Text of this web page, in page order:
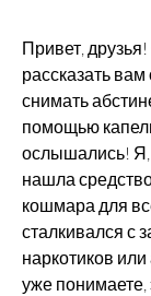
Привет,
рассказать вам
снимать
помощью
ослышались!
нашла
кошмара для
сталкивался с
наркотиков
уже